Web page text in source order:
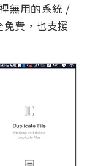
無用的系統 /
費，也支援